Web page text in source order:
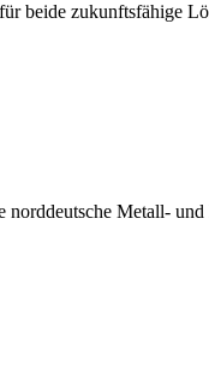
beide zukunftsfähige
Metall-